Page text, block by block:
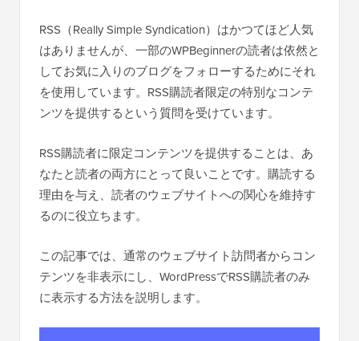
RSS（Really Simple Syndication）はかつてほど人気
はありませんが、一部のWPBeginnerの読者は依然と
してお気に入りのブログをフォローするためにそれ
を使用しています。RSS購読者限定の特別なコンテ
ンツを提供するという質問を受けています。
RSS購読者に限定コンテンツを提供することは、あ
なたと読者の両方にとって良いことです。購読する
理由を与え、読者のウェブサイトへの関心を維持す
るのに役立ちます。
この記事では、通常のウェブサイト訪問者からコン
テンツを非表示にし、WordPressでRSS購読者のみ
に表示する方法を説明します。